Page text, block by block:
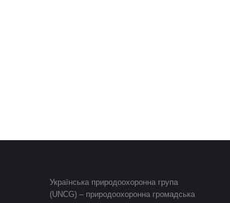
Українська природоохоронна група
(UNCG) – природоохоронна громадська